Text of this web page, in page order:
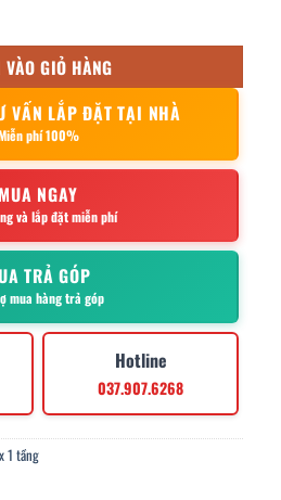
số lượng
VÀO GIỎ HÀNG
VẤN LẮP ĐẶT TẠI NHÀ
phí 100%
MUA NGAY
và lắp đặt miễn phí
TRẢ GÓP
mua hàng trả góp
Hotline
037.907.6268
1 tầng